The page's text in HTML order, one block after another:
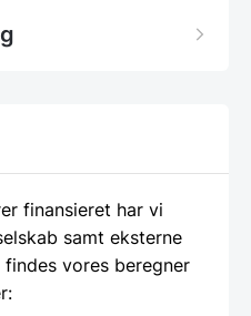
finansieret har vi
samt eksterne
vores beregner